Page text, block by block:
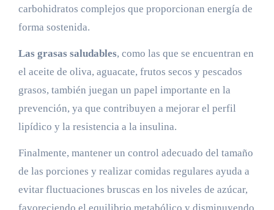
carbohidratos complejos que proporcionan energía de
forma sostenida.
Las grasas saludables, como las que se encuentran en
el aceite de oliva, aguacate, frutos secos y pescados
grasos, también juegan un papel importante en la
prevención, ya que contribuyen a mejorar el perfil
lipídico y la resistencia a la insulina.
Finalmente, mantener un control adecuado del tamaño
de las porciones y realizar comidas regulares ayuda a
evitar fluctuaciones bruscas en los niveles de azúcar,
favoreciendo el equilibrio metabólico y disminuyendo